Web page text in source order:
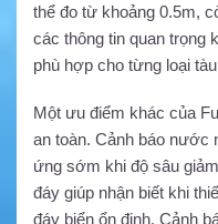
thể đo từ khoảng 0.5m,
các thông tin quan trọng
phù hợp cho từng loại
Một ưu điểm khác của
an toàn. Cảnh báo nước
ứng sớm khi độ sâu
đáy giúp nhận biết khi
đáy biển ổn định. Cảnh